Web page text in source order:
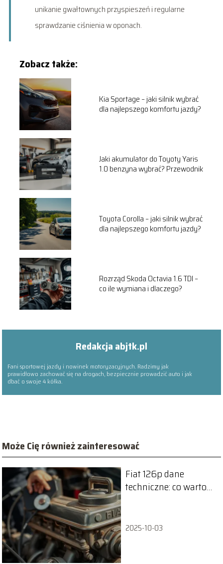
unikanie gwałtownych przyspieszeń i regularne
sprawdzanie ciśnienia w oponach.
Zobacz także:
Kia Sportage – jaki silnik wybrać
dla najlepszego komfortu jazdy?
Jaki akumulator do Toyoty Yaris
1.0 benzyna wybrać? Przewodnik
Toyota Corolla – jaki silnik wybrać
dla najlepszego komfortu jazdy?
Rozrząd Skoda Octavia 1.6 TDI –
co ile wymiana i dlaczego?
Redakcja abjtk.pl
Fani sportowej jazdy i nowinek motoryzacyjnych. Radzimy jak
prawidłowo zachować się na drogach, bezpiecznie prowadzić auto i jak
dbać o swoje 4 kółka.
Może Cię również zainteresować
Fiat 126p dane
techniczne: co warto
2025-10-03